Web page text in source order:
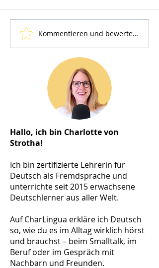
Kommentieren und bewerten...
Hallo, ich bin Charlotte von
Strotha!
Ich bin zertifizierte Lehrerin für
Deutsch als Fremdsprache und
unterrichte seit 2015 erwachsene
Deutschlerner aus aller Welt.
Auf CharLingua erkläre ich Deutsch
so, wie du es im Alltag wirklich hörst
und brauchst – beim Smalltalk, im
Beruf oder im Gespräch mit
Nachbarn und Freunden.